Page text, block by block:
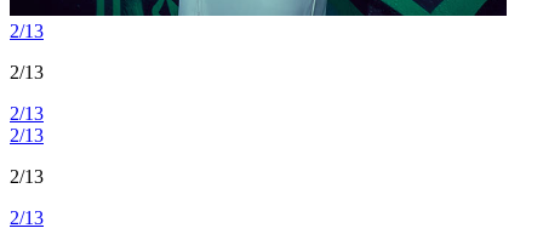
2/13
2/13
2/13
2/13
2/13
2/13